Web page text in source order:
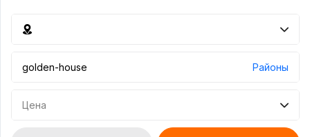
Районы
Цена